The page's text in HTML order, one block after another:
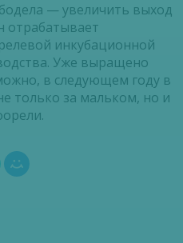
— увеличить выход
отрабатывает
инкубационной
Уже выращено
в следующем году в
только за мальком, но и